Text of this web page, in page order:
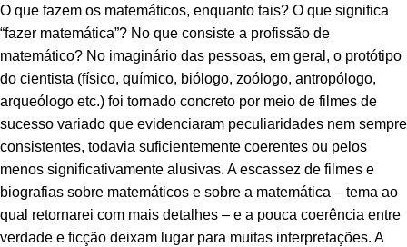
O que fazem os matemáticos, enquanto tais? O que significa
“fazer matemática”? No que consiste a profissão de
matemático? No imaginário das pessoas, em geral, o protótipo
do cientista (físico, químico, biólogo, zoólogo, antropólogo,
arqueólogo etc.) foi tornado concreto por meio de filmes de
sucesso variado que evidenciaram peculiaridades nem sempre
consistentes, todavia suficientemente coerentes ou pelos
menos significativamente alusivas. A escassez de filmes e
biografias sobre matemáticos e sobre a matemática – tema ao
qual retornarei com mais detalhes – e a pouca coerência entre
verdade e ficção deixam lugar para muitas interpretações. A